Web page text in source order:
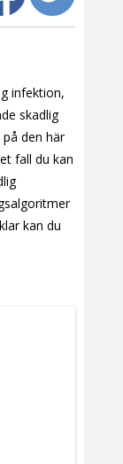
infektion,
skadlig
den här
fall du kan
kan du